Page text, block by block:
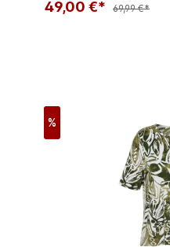
49,00 €* 69,99 €*
%